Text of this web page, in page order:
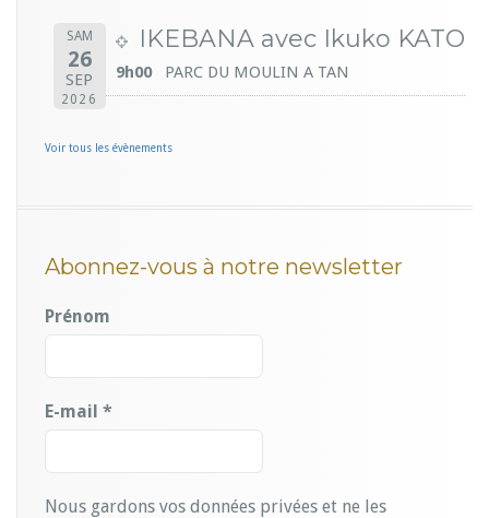
SAM
26
SEP
2026
IKEBANA avec Ikuko KATO
9h00 PARC DU MOULIN A TAN
Voir tous les évènements
Abonnez-vous à notre newsletter
Prénom
E-mail *
Nous gardons vos données privées et ne les